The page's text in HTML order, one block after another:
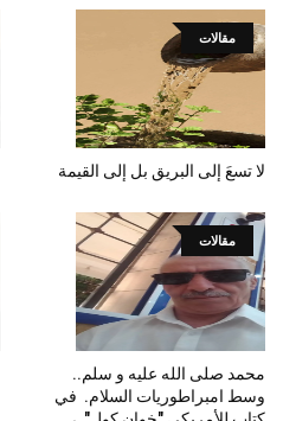
مقالات
لا تسعَ إلى البريق بل إلى القيمة
مقالات
محمد صلى الله عليه و سلم..
وسط امبراطوريات السلام. في